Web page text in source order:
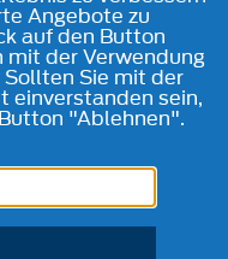
Angebote zu
auf den Button
mit der Verwendung
Sie mit der
einverstanden sein,
"Ablehnen".